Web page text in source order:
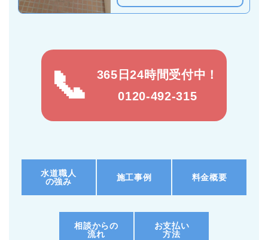
365日24時間受付中！
0120-492-315
水道職人
の強み
施工事例 料金概要
相談からの
流れ
お支払い
方法